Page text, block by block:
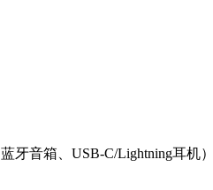
音箱、USB-C/Lightning耳机